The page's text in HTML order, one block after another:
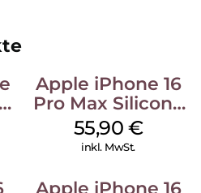
Apple iPhone 16
Pro Max Silicone
Case MagSafe
Stone Gray
55,90 €
inkl. MwSt.
Apple iPhone 16